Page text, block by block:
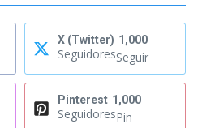
X (Twitter) 1,000
SeguidoresSeguir
Pinterest 1,000
SeguidoresPin